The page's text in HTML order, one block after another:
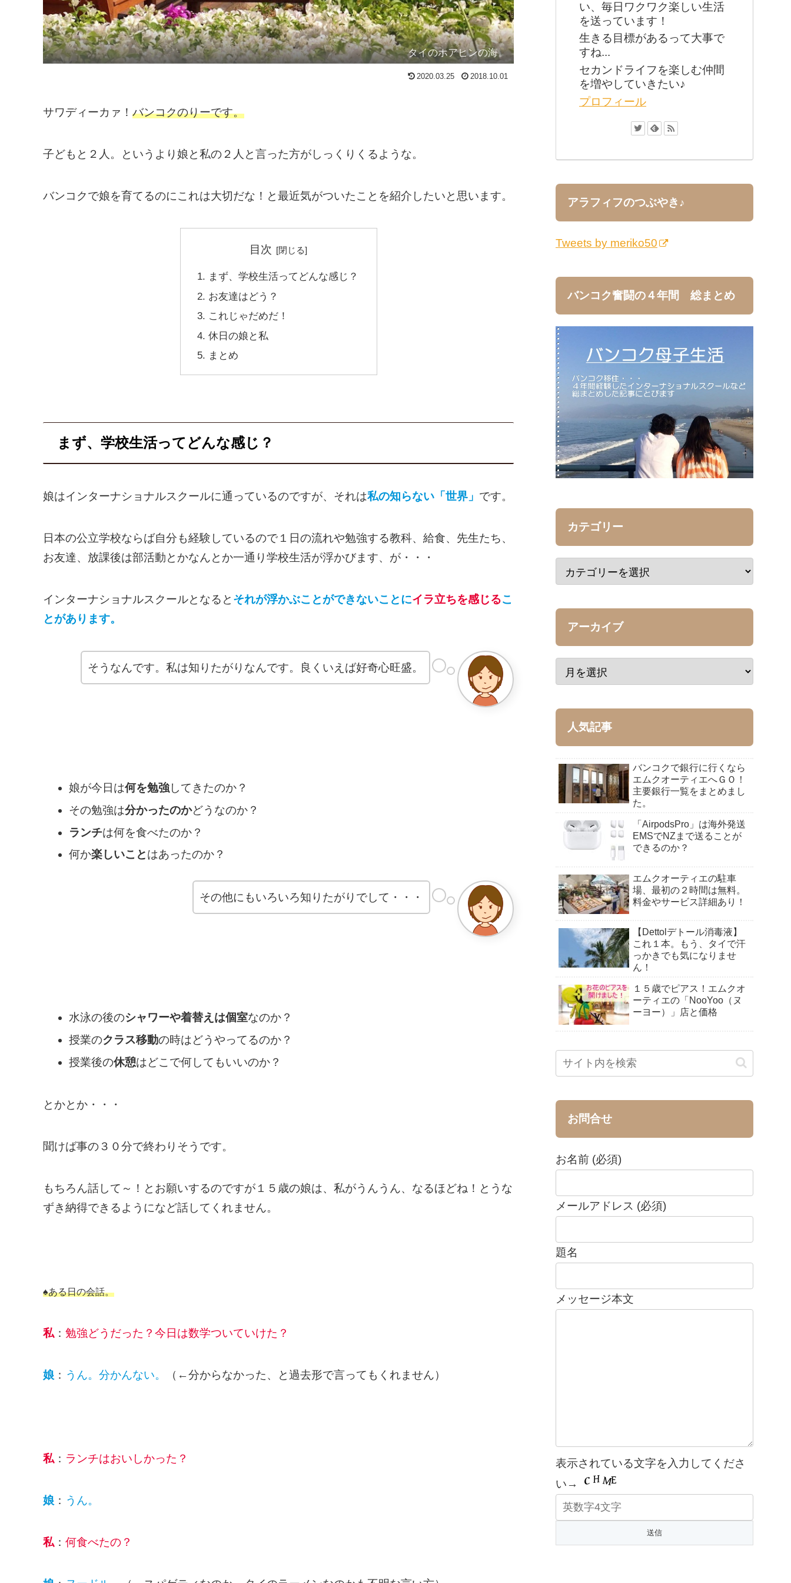
タイのホアヒンの海。
2020.03.25 2018.10.01
サワディーカァ！ バンコクのりーです。
子どもと２人。というより娘と私の２人と言った方がしっくりくるような。
バンコクで娘を育てるのにこれは大切だな！と最近気がついたことを紹介したいと思います。
目次
まず、学校生活ってどんな感じ？
お友達はどう？
これじゃだめだ！
休日の娘と私
まとめ
まず、学校生活ってどんな感じ？
娘はインターナショナルスクールに通っているのですが、それは私の知らない「世界」 です。
日本の公立学校ならば自分も経験しているので１日の流れや勉強する教科、給食、先生たち、
お友達、放課後は部活動とかなんとか一通り学校生活が浮かびます、が・・・
インターナショナルスクールとなると それが浮かぶことができないことにイラ立ちを感じるこ
とがあります。
そうなんです。私は知りたがりなんです。良くいえば好奇心旺盛。
娘が今日は何を勉強してきたのか？
その勉強は分かったのかどうなのか？
ランチは何を食べたのか？
何か楽しいことはあったのか？
その他にもいろいろ知りたがりでして・・・
水泳の後のシャワーや着替えは個室なのか？
授業のクラス移動の時はどうやってるのか？
授業後の休憩はどこで何してもいいのか？
とかとか・・・
聞けば事の３０分で終わりそうです。
もちろん話して～！とお願いするのですが１５歳の娘は、私がうんうん、なるほどね！とうな
ずき納得できるようになど話してくれません。
♠ある日の会話。
私 ： 勉強どうだった？今日は数学ついていけた？
娘 ： うん。分かんない。 （←分からなかった、と過去形で言ってもくれません）
私 ： ランチはおいしかった？
娘 ： うん。
私 ： 何食べたの？
い、毎日ワクワク楽しい生活
を送っています！
生きる目標があるって大事で
すね...
セカンドライフを楽しむ仲間
を増やしていきたい♪
プロフィール
アラフィフのつぶやき♪
Tweets by meriko50
バンコク奮闘の４年間 総まとめ
カテゴリー
アーカイブ
人気記事
バンコクで銀行に行くなら
エムクオーティエへＧＯ！
主要銀行一覧をまとめまし
た。
「AirpodsPro」は海外発送
EMSでNZまで送ることが
できるのか？
エムクオーティエの駐車
場、最初の２時間は無料。
料金やサービス詳細あり！
【Dettolデトール消毒液】
これ１本。もう、タイで汗
っかきでも気になりませ
ん！
１５歳でピアス！エムクオ
ーティエの「NooYoo（ヌ
ーヨー）」店と価格
お問合せ
お名前 (必須)
メールアドレス (必須)
題名
メッセージ本文
表示されている文字を入力してくださ
い→